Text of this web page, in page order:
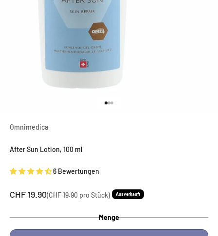
Omnimedica
After Sun Lotion, 100 ml
6 Bewertungen
Angebot
CHF 19.90(CHF 19.90 pro Stück) Ausverkauft
Menge